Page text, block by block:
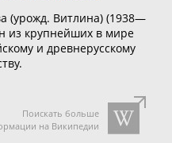
(урожд. Витлина) (1938—
из крупнейших в мире
и древнерусскому
Поискать больше
на Википедии